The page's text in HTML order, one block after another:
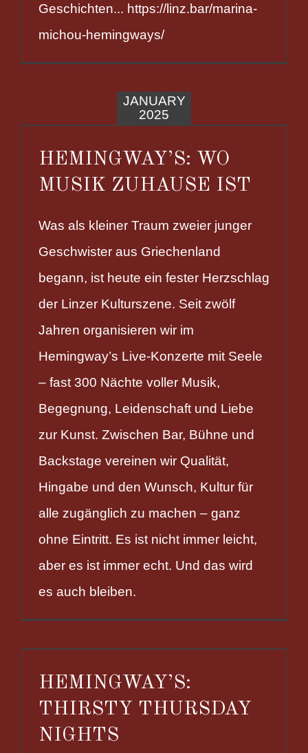
Geschichten... https://linz.bar/marina-
michou-hemingways/
JANUARY
2025
HEMINGWAY’S: WO
MUSIK ZUHAUSE IST
Was als kleiner Traum zweier junger
Geschwister aus Griechenland
begann, ist heute ein fester Herzschlag
der Linzer Kulturszene. Seit zwölf
Jahren organisieren wir im
Hemingway’s Live-Konzerte mit Seele
– fast 300 Nächte voller Musik,
Begegnung, Leidenschaft und Liebe
zur Kunst. Zwischen Bar, Bühne und
Backstage vereinen wir Qualität,
Hingabe und den Wunsch, Kultur für
alle zugänglich zu machen – ganz
ohne Eintritt. Es ist nicht immer leicht,
aber es ist immer echt. Und das wird
es auch bleiben.
HEMINGWAY’S:
THIRSTY THURSDAY
NIGHTS